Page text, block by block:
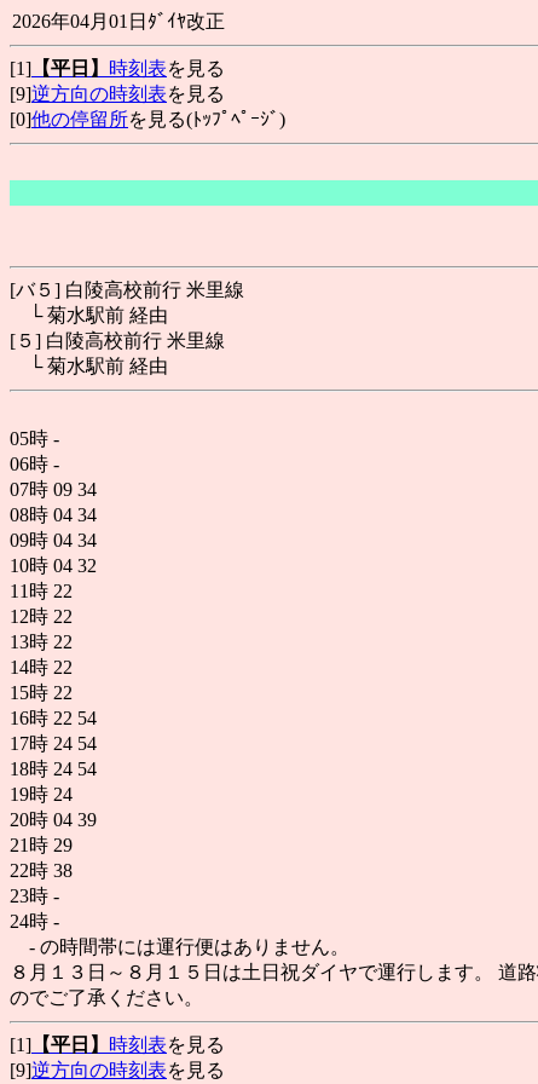
2026年04月01日ﾀﾞｲﾔ改正
[1] 【平日】 時刻表を見る
[9]逆方向の時刻表を見る
[0]他の停留所を見る(ﾄｯﾌﾟﾍﾟｰｼﾞ)
[バ５] 白陵高校前行 米里線
└ 菊水駅前 経由
[５] 白陵高校前行 米里線
└ 菊水駅前 経由
05時 -
06時 -
07時 09 34
08時 04 34
09時 04 34
10時 04 32
11時 22
12時 22
13時 22
14時 22
15時 22
16時 22 54
17時 24 54
18時 24 54
19時 24
20時 04 39
21時 29
22時 38
23時 -
24時 -
- の時間帯には運行便はありません。
８月１３日～８月１５日は土日祝ダイヤで運行します。 道
のでご了承ください。
[1] 【平日】 時刻表を見る
[9]逆方向の時刻表を見る